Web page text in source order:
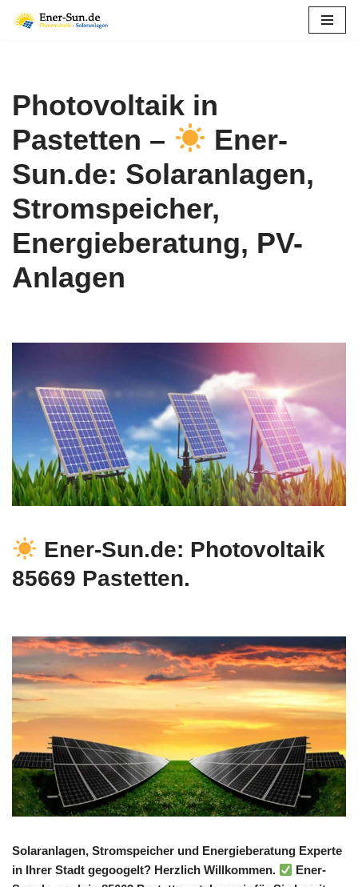
Photovoltaik in
Pastetten –
Ener-
Sun.de: Solaranlagen,
Stromspeicher,
Energieberatung, PV-
Anlagen
Ener-Sun.de: Photovoltaik
85669 Pastetten.
Solaranlagen, Stromspeicher und Energieberatung Experte
in Ihrer Stadt gegoogelt? Herzlich Willkommen.
Ener-